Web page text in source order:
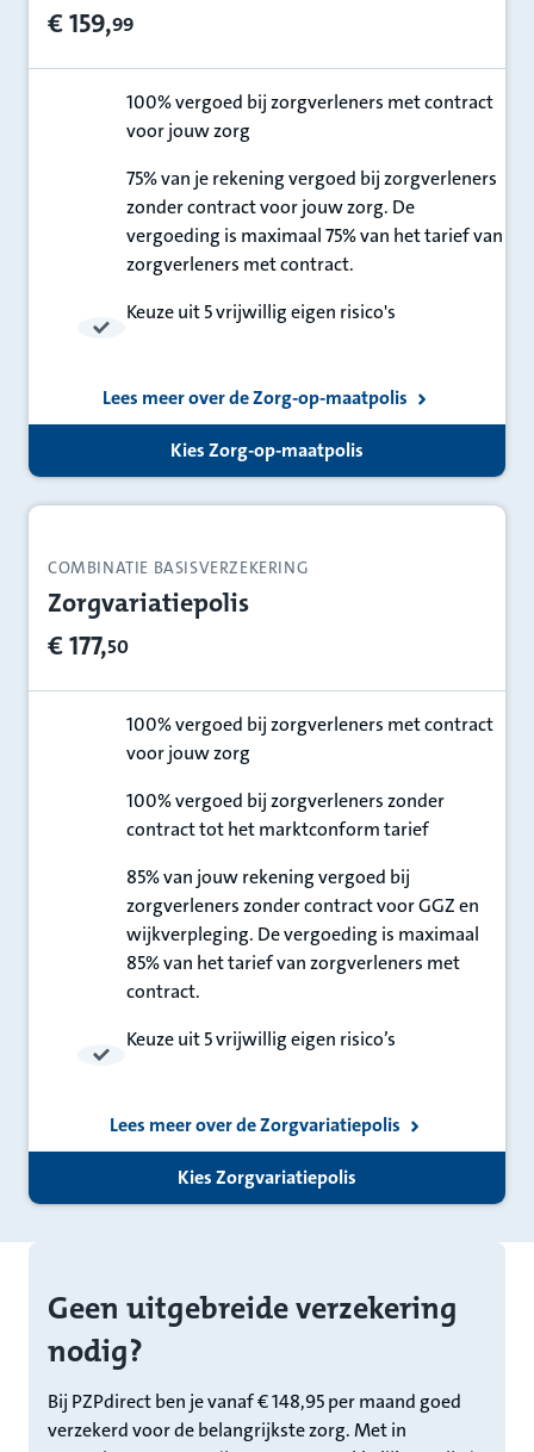
€ 159,99
100% vergoed bij zorgverleners met contract
voor jouw zorg
75% van je rekening vergoed bij zorgverleners
zonder contract voor jouw zorg. De
vergoeding is maximaal 75% van het tarief van
zorgverleners met contract.
Keuze uit 5 vrijwillig eigen risico's
Lees meer over de Zorg-op-maatpolis
Kies Zorg-op-maatpolis
COMBINATIE BASISVERZEKERING
Zorgvariatiepolis
€ 177,50
100% vergoed bij zorgverleners met contract
voor jouw zorg
100% vergoed bij zorgverleners zonder
contract tot het marktconform tarief
85%
85% van jouw rekening vergoed bij
zorgverleners zonder contract voor GGZ en
wijkverpleging. De vergoeding is maximaal
85% van het tarief van zorgverleners met
contract.
Keuze uit 5 vrijwillig eigen risico’s
Lees meer over de Zorgvariatiepolis
Kies Zorgvariatiepolis
Geen uitgebreide verzekering
nodig?
Bij PZPdirect ben je vanaf € 148,95 per maand goed
verzekerd voor de belangrijkste zorg. Met in